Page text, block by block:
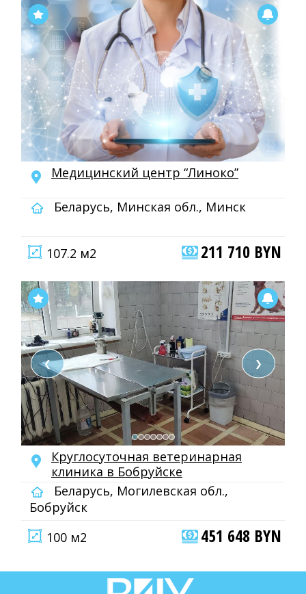
Медицинский центр “Линоко”
Беларусь, Минская обл., Минск
107.2 м2 211 710 BYN
❮ ❯
Круглосуточная ветеринарная
клиника в Бобруйске
Беларусь, Могилевская обл.,
Бобруйск
100 м2
451 648 BYN